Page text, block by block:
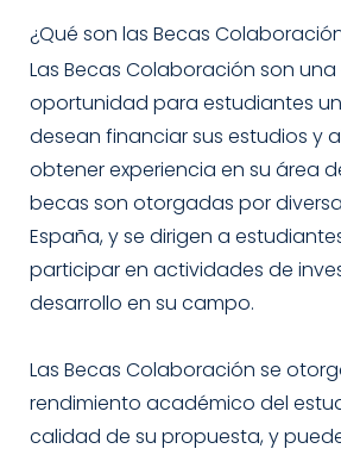
¿Qué son las Becas
Las Becas Colaboración son
oportunidad para estudiantes
desean financiar sus estudios y
obtener experiencia en su área
becas son otorgadas por
España, y se dirigen a
participar en actividades de
desarrollo en su campo.
Las Becas Colaboración se
rendimiento académico del
calidad de su propuesta, y